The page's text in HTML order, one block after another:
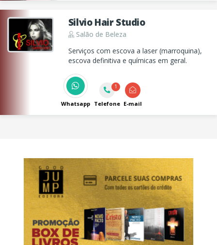
Silvio Hair Studio
Salão de Beleza
Serviços com escova a laser (marroquina),
escova definitiva e químicas em geral.
Whatsapp
1
Telefone E-mail